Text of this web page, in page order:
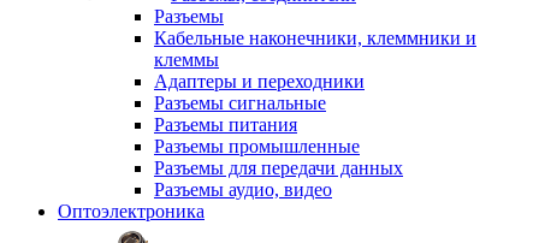
Разъемы
Кабельные наконечники, клеммники и
клеммы
Адаптеры и переходники
Разъемы сигнальные
Разъемы питания
Разъемы промышленные
Разъемы для передачи данных
Разъемы аудио, видео
Оптоэлектроника